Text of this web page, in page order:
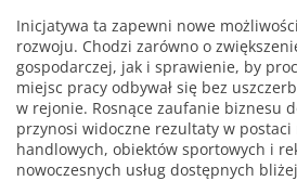
Inicjatywa ta zapewni nowe
rozwoju. Chodzi zarówno o
gospodarczej, jak i sprawienie, by
miejsc pracy odbywał się bez
w rejonie. Rosnące zaufanie biznesu
przynosi widoczne rezultaty w
handlowych, obiektów sportowych i
nowoczesnych usług dostępnych